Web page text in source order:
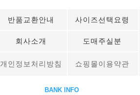
반품교환안내 사이즈선택요령
회사소개 도매주실분
개인정보처리방침 쇼핑몰이용약관
BANK INFO